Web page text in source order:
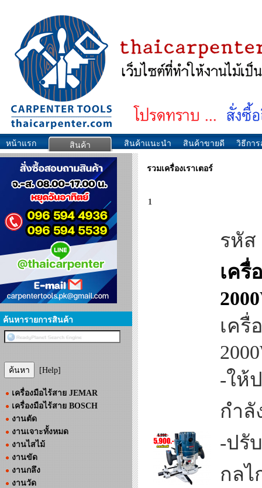
หน้าแรก สินค้า สินค้าแนะนำ สินค้าขายดี วิธีกา
ค้นหารายการสินค้า
[Help]
เครื่องมือไร้สาย JEMAR
เครื่องมือไร้สาย BOSCH
งานตัด
งานเจาะทั้งหมด
งานไสไม้
งานขัด
งานกลึง
งานวัด
รวมเครื่องเราเตอร์
1
รหัส
เครื่
เครื่
-ให้
กำลั
-ปรั
กลไ